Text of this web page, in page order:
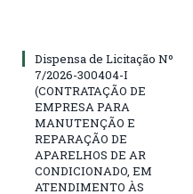
Dispensa de Licitação Nº
7/2026-300404-I
(CONTRATAÇÃO DE
EMPRESA PARA
MANUTENÇÃO E
REPARAÇÃO DE
APARELHOS DE AR
CONDICIONADO, EM
ATENDIMENTO ÀS